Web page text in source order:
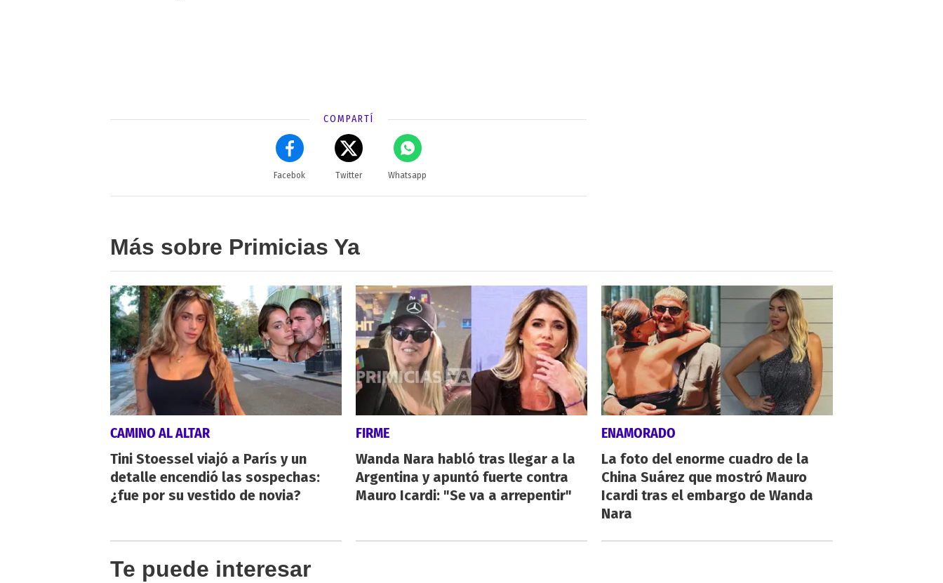
COMPARTÍ
Facebok Twitter Whatsapp
Más sobre Primicias Ya
CAMINO AL ALTAR
Tini Stoessel viajó a París y un
detalle encendió las sospechas:
¿fue por su vestido de novia?
FIRME
Wanda Nara habló tras llegar a la
Argentina y apuntó fuerte contra
Mauro Icardi: "Se va a arrepentir"
ENAMORADO
La foto del enorme cuadro de la
China Suárez que mostró Mauro
Icardi tras el embargo de Wanda
Nara
Te puede interesar